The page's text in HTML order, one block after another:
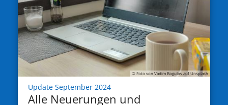
© Foto von Vadim Bogulov auf Unsplash
Update September 2024:
Alle Neuerungen und